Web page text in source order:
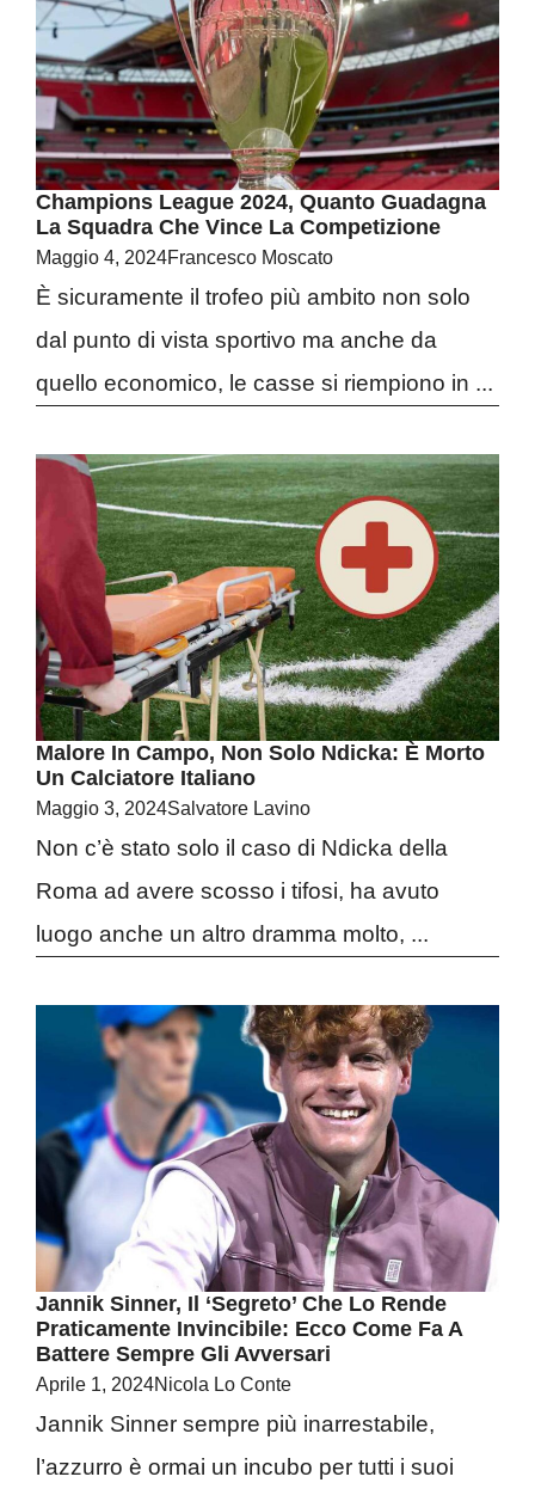
Champions League 2024, Quanto Guadagna
La Squadra Che Vince La Competizione
Maggio 4, 2024Francesco Moscato
È sicuramente il trofeo più ambito non solo
dal punto di vista sportivo ma anche da
quello economico, le casse si riempiono in ...
Malore In Campo, Non Solo Ndicka: È Morto
Un Calciatore Italiano
Maggio 3, 2024Salvatore Lavino
Non c’è stato solo il caso di Ndicka della
Roma ad avere scosso i tifosi, ha avuto
luogo anche un altro dramma molto, ...
Jannik Sinner, Il ‘segreto’ Che Lo Rende
Praticamente Invincibile: Ecco Come Fa A
Battere Sempre Gli Avversari
Aprile 1, 2024Nicola Lo Conte
Jannik Sinner sempre più inarrestabile,
l’azzurro è ormai un incubo per tutti i suoi